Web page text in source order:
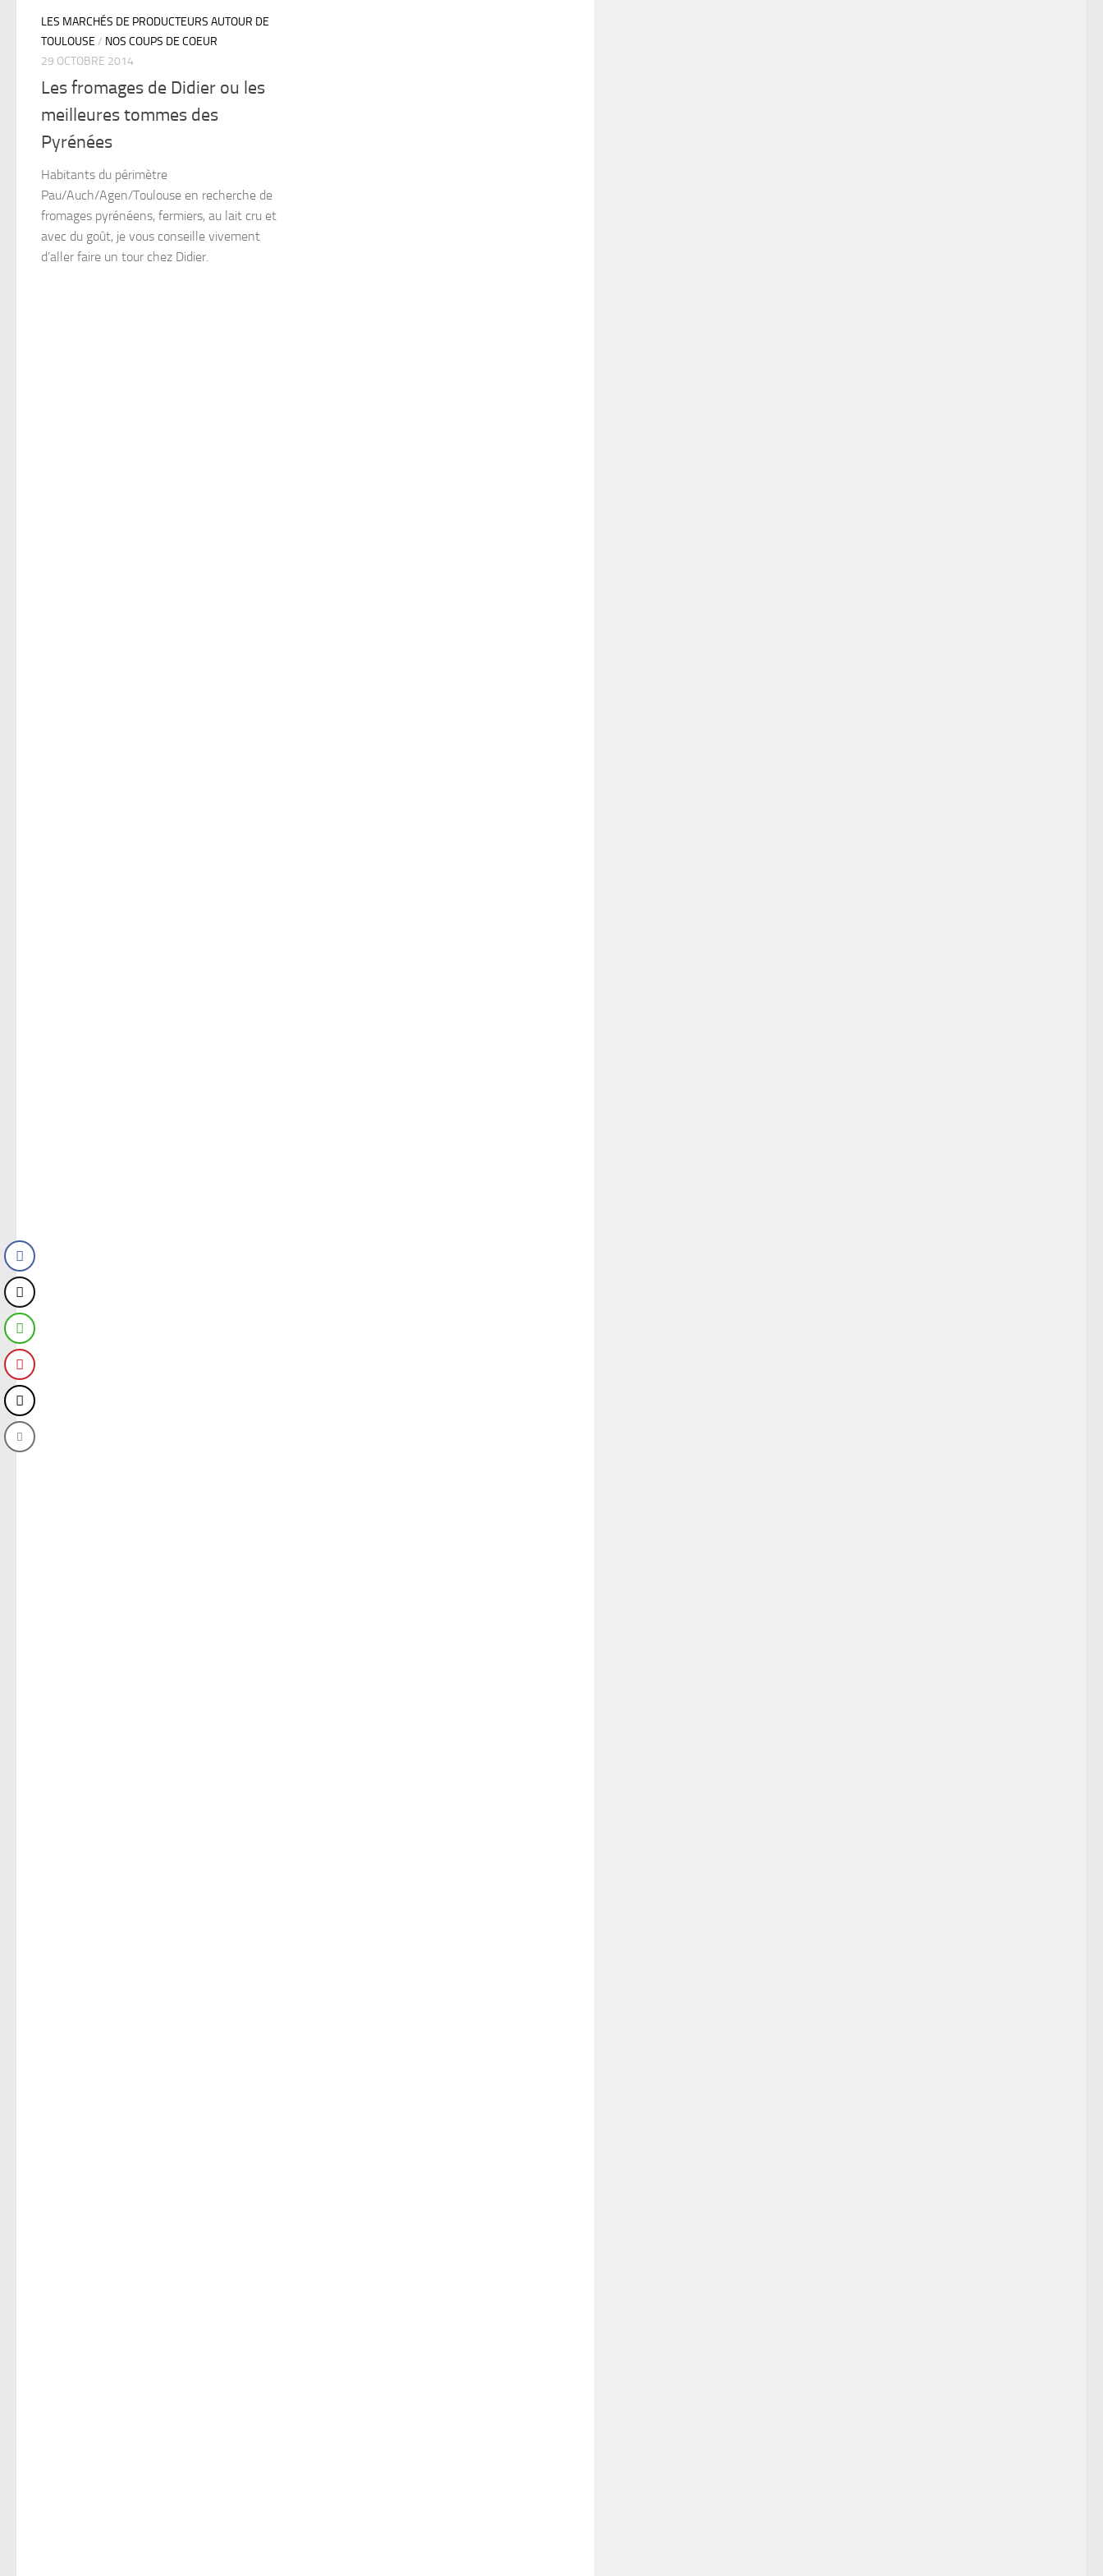
LES MARCHÉS DE PRODUCTEURS AUTOUR DE
TOULOUSE / NOS COUPS DE COEUR
29 OCTOBRE 2014
Les fromages de Didier ou les
meilleures tommes des
Pyrénées
Habitants du périmètre
Pau/Auch/Agen/Toulouse en recherche de
fromages pyrénéens, fermiers, au lait cru et
avec du goût, je vous conseille vivement
d’aller faire un tour chez Didier.